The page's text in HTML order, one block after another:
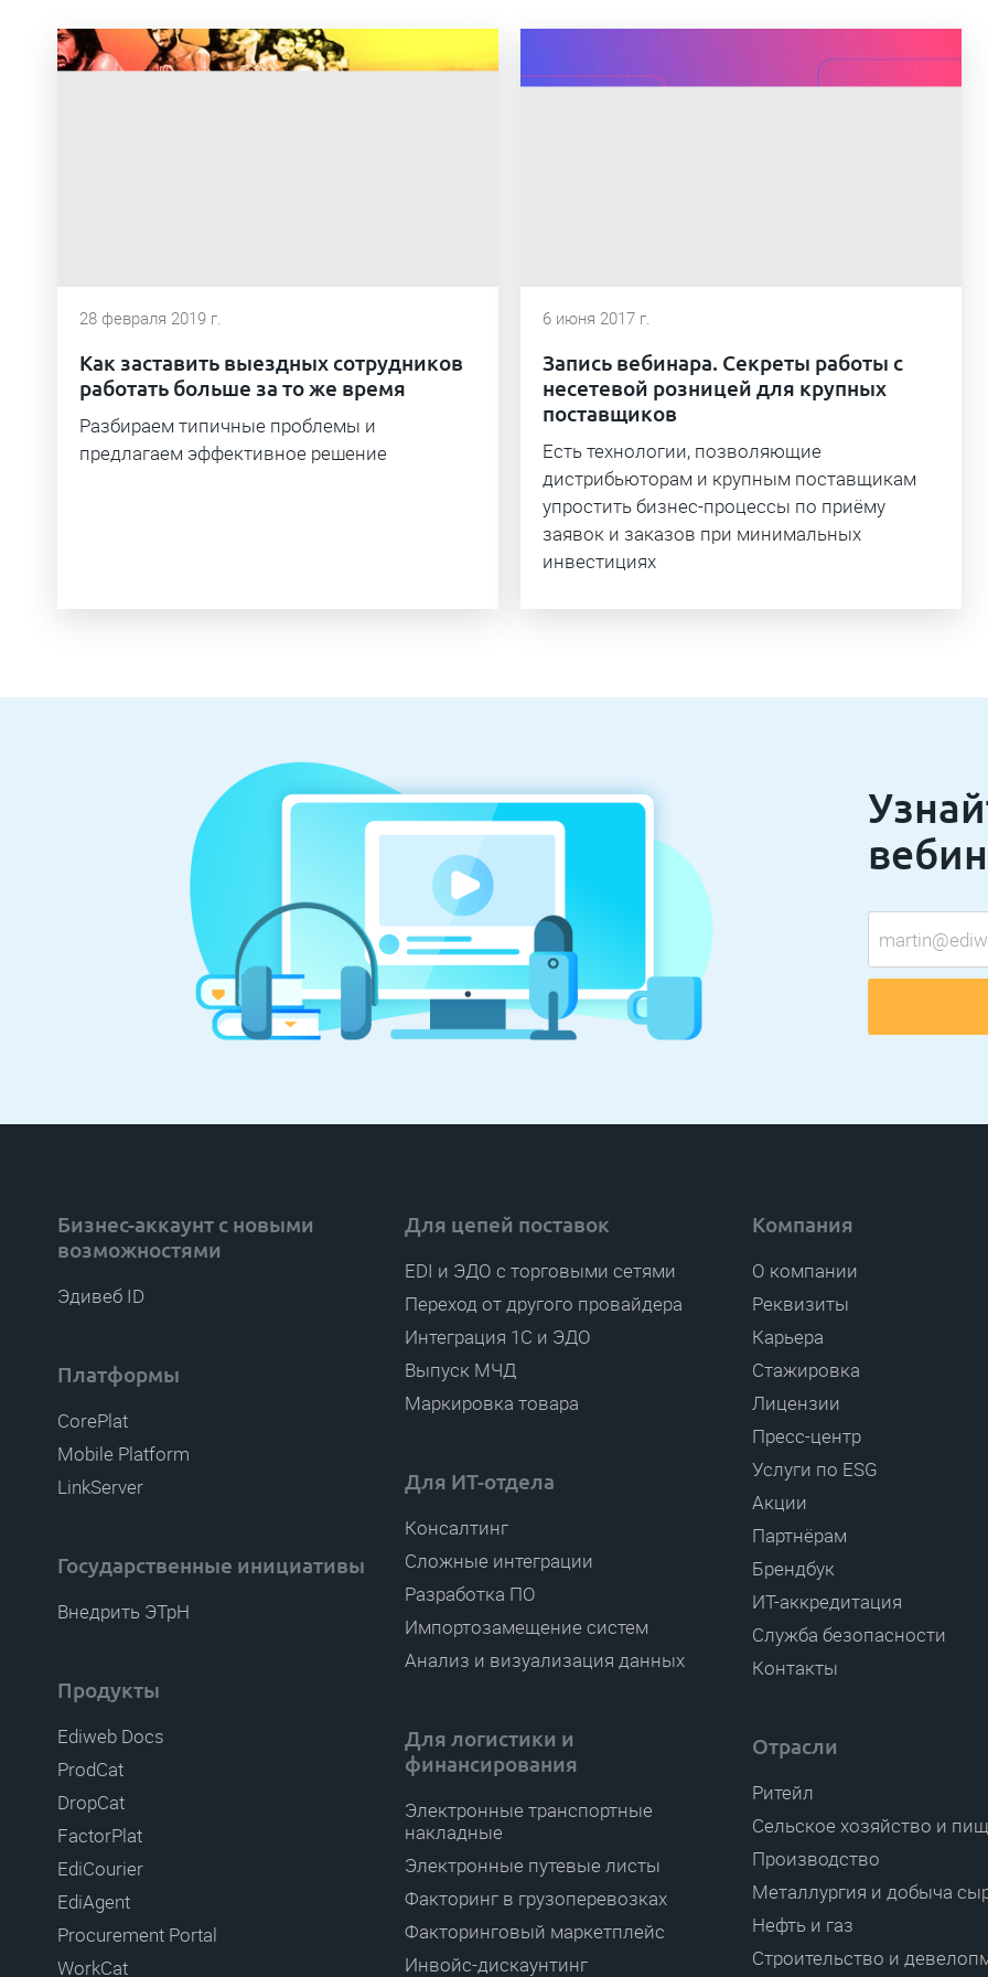
28 февраля 2019 г.
Как заставить выездных сотрудников
работать больше за то же время
Разбираем типичные проблемы и
предлагаем эффективное решение
6 июня 2017 г.
Запись вебинара. Секреты работы с
несетевой розницей для крупных
поставщиков
Есть технологии, позволяющие
дистрибьюторам и крупным поставщикам
упростить бизнес-процессы по приёму
заявок и заказов при минимальных
инвестициях
Бизнес-аккаунт с новыми
возможностями
Эдивеб ID
Платформы
CorePlat
Mobile Platform
LinkServer
Государственные инициативы
Внедрить ЭТрН
Продукты
Ediweb Docs
ProdCat
DropCat
FactorPlat
EdiCourier
EdiAgent
Procurement Portal
WorkCat
Для цепей поставок
EDI и ЭДО с торговыми сетями
Переход от другого провайдера
Интеграция 1С и ЭДО
Выпуск МЧД
Маркировка товара
Для ИТ-отдела
Консалтинг
Сложные интеграции
Разработка ПО
Импортозамещение систем
Анализ и визуализация данных
Для логистики и
финансирования
Электронные транспортные
накладные
Электронные путевые листы
Факторинг в грузоперевозках
Факторинговый маркетплейс
Инвойс-дискаунтинг
Компания
О компании
Реквизиты
Карьера
Стажировка
Лицензии
Пресс-центр
Услуги по ESG
Акции
Партнёрам
Брендбук
ИТ-аккредитация
Служба безопасности
Контакты
Отрасли
Ритейл
Сельское хозяйство и
Производство
Металлургия и добыча
Нефть и газ
Строительство и